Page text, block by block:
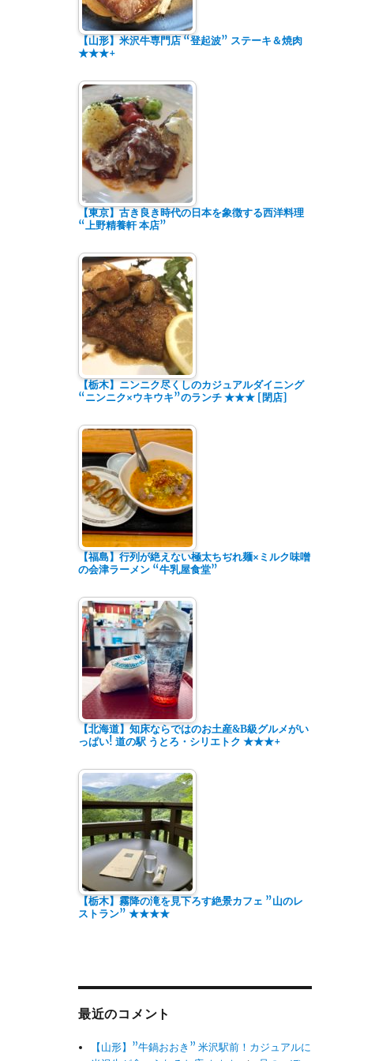
【山形】米沢牛専門店 “登起波” ステーキ＆焼肉
★★★+
【東京】古き良き時代の日本を象徴する西洋料理
“上野精養軒 本店”
【栃木】ニンニク尽くしのカジュアルダイニング
“ニンニク×ウキウキ”のランチ ★★★ [閉店]
【福島】行列が絶えない極太ちぢれ麺×ミルク味噌
の会津ラーメン “牛乳屋食堂”
【北海道】知床ならではのお土産&B級グルメがい
っぱい! 道の駅 うとろ・シリエトク ★★★+
【栃木】霧降の滝を見下ろす絶景カフェ ”山のレ
ストラン” ★★★★
最近のコメント
【山形】”牛鍋おおき” 米沢駅前！カジュアルに